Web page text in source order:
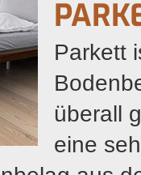
Parkett
überall
eine